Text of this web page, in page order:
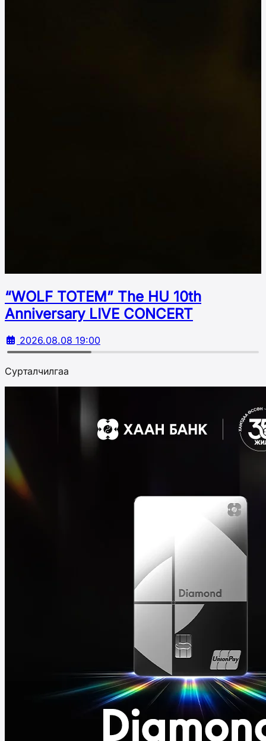
“WOLF TOTEM” The HU 10th
Аnniversary LIVE CONCERT
2026.08.08 19:00
Сурталчилгаа